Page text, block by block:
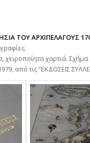
ΤΟΥ ΑΡΧΙΠΕΛΑΓΟΥΣ
χαρτιά. Σχήμα
από τις “ΕΚΔΟΣΕΙΣ